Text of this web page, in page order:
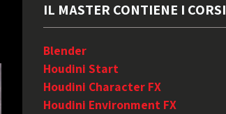
IL MASTER CONTIENE I CORSI
Blender
Houdini Start
Houdini Character FX
Houdini Environment FX